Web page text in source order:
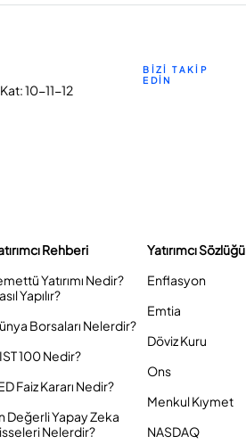
10-11-12
BİZİ TAKİP
EDİN
Rehberi
Yatırımı Nedir?
Yapılır?
Borsaları Nelerdir?
100 Nedir?
Faiz Kararı Nedir?
Değerli Yapay Zeka
Nelerdir?
Yatırımcı Sözlüğü
Enflasyon
Emtia
Döviz Kuru
Ons
Menkul Kıymet
NASDAQ